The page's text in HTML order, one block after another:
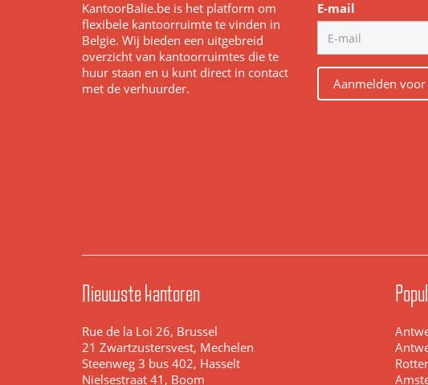
KantoorBalie.be is het platform om
flexibele kantoorruimte te vinden in
Belgie. Wij bieden een uitgebreid
overzicht van kantoorruimtes die te
huur staan en u kunt direct in contact
met de verhuurder.
E-mail
Aanmelden
Nieuwste kantoren
Rue de la Loi 26, Brussel
21 Zwartzustersvest, Mechelen
Steenweg 3 bus 402, Hasselt
Nielsestraat 41, Boom